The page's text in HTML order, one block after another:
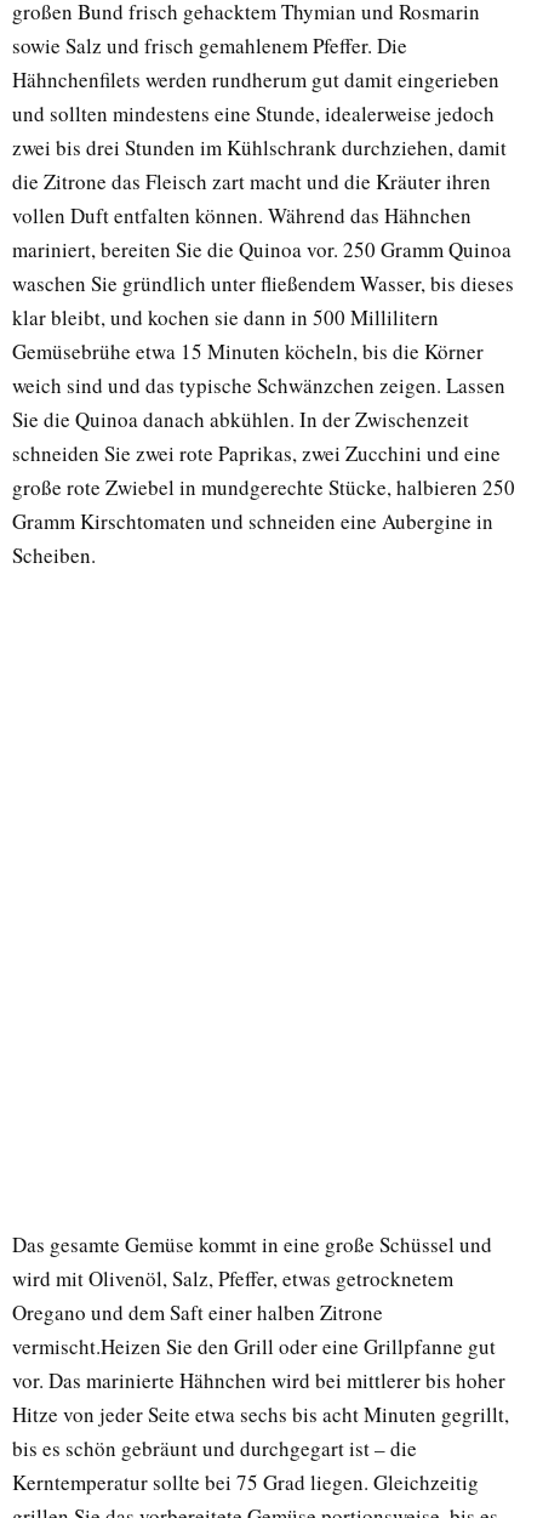
großen Bund frisch gehacktem Thymian und Rosmarin
sowie Salz und frisch gemahlenem Pfeffer. Die
Hähnchenfilets werden rundherum gut damit eingerieben
und sollten mindestens eine Stunde, idealerweise jedoch
zwei bis drei Stunden im Kühlschrank durchziehen, damit
die Zitrone das Fleisch zart macht und die Kräuter ihren
vollen Duft entfalten können. Während das Hähnchen
mariniert, bereiten Sie die Quinoa vor. 250 Gramm Quinoa
waschen Sie gründlich unter fließendem Wasser, bis dieses
klar bleibt, und kochen sie dann in 500 Millilitern
Gemüsebrühe etwa 15 Minuten köcheln, bis die Körner
weich sind und das typische Schwänzchen zeigen. Lassen
Sie die Quinoa danach abkühlen. In der Zwischenzeit
schneiden Sie zwei rote Paprikas, zwei Zucchini und eine
große rote Zwiebel in mundgerechte Stücke, halbieren 250
Gramm Kirschtomaten und schneiden eine Aubergine in
Scheiben.
Das gesamte Gemüse kommt in eine große Schüssel und
wird mit Olivenöl, Salz, Pfeffer, etwas getrocknetem
Oregano und dem Saft einer halben Zitrone
vermischt.Heizen Sie den Grill oder eine Grillpfanne gut
vor. Das marinierte Hähnchen wird bei mittlerer bis hoher
Hitze von jeder Seite etwa sechs bis acht Minuten gegrillt,
bis es schön gebräunt und durchgegart ist – die
Kerntemperatur sollte bei 75 Grad liegen. Gleichzeitig